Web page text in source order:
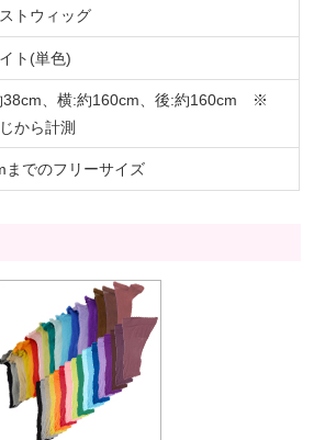
トウィッグ
ト(単色)
38cm、横:約160cm、後:約160cm ※
から計測
までのフリーサイズ